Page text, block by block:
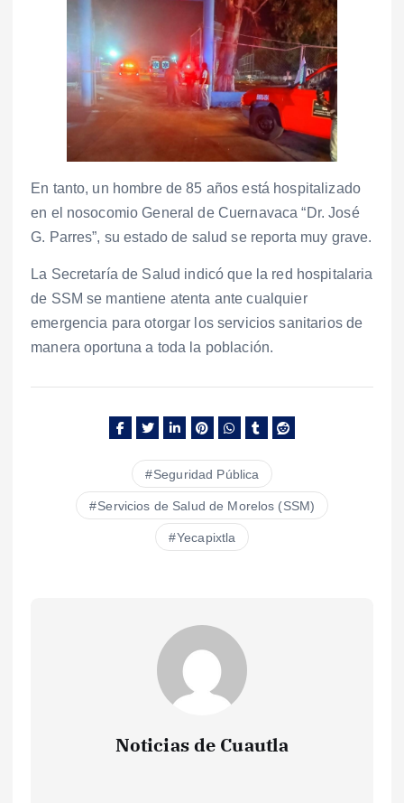
En tanto, un hombre de 85 años está hospitalizado
en el nosocomio General de Cuernavaca “Dr. José
G. Parres”, su estado de salud se reporta muy grave.
La Secretaría de Salud indicó que la red hospitalaria
de SSM se mantiene atenta ante cualquier
emergencia para otorgar los servicios sanitarios de
manera oportuna a toda la población.
Seguridad Pública
Servicios de Salud de Morelos (SSM)
Yecapixtla
Noticias de Cuautla